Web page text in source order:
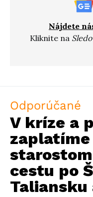
Nájdete
Kliknite na
Odporúčané
V kríze a
zaplatíme
cestu po
Taliansku